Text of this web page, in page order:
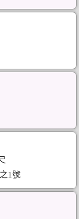
1號